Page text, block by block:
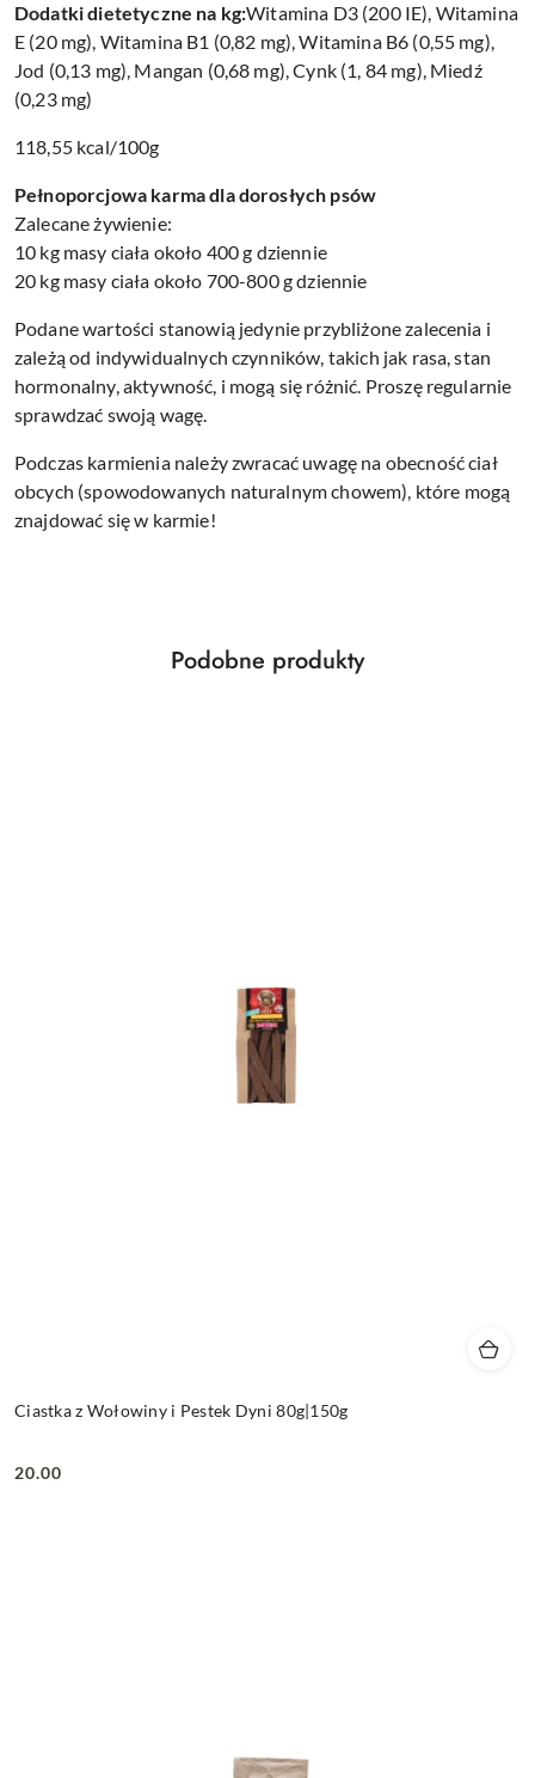
Dodatki dietetyczne na kg:Witamina D3 (200 IE), Witamina
E (20 mg), Witamina B1 (0,82 mg), Witamina B6 (0,55 mg),
Jod (0,13 mg), Mangan (0,68 mg), Cynk (1, 84 mg), Miedź
(0,23 mg)
118,55 kcal/100g
Pełnoporcjowa karma dla dorosłych psów
Zalecane żywienie:
10 kg masy ciała około 400 g dziennie
20 kg masy ciała około 700-800 g dziennie
Podane wartości stanowią jedynie przybliżone zalecenia i
zależą od indywidualnych czynników, takich jak rasa, stan
hormonalny, aktywność, i mogą się różnić. Proszę regularnie
sprawdzać swoją wagę.
Podczas karmienia należy zwracać uwagę na obecność ciał
obcych (spowodowanych naturalnym chowem), które mogą
znajdować się w karmie!
Pomiń karuzelę produktów
Produkty
Podobne produkty
Ciastka z Wołowiny i Pestek Dyni 80g|150g
Cena:
20.00